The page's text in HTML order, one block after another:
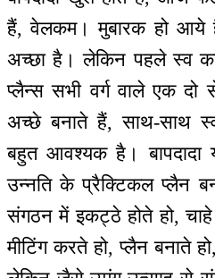
हैं, वेलकम। मुबारक हो आये
अच्छा है। लेकिन पहले स्व
प्लैन्स सभी वर्ग वाले एक
अच्छे बनाते हैं, साथ-साथ
बहुत आवश्यक है। बापदादा
उन्नति के प्रैक्टिकल प्लैन
संगठन में इकट्ठे होते हो,
मीटिंग करते हो, प्लैन बनाते